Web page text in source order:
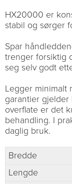
HX20000 er
stabil og sørger
Spar
trenger forsiktig
seg selv godt
Legger minimalt
garantier gjelder
overflate er det
behandling. I
daglig bruk.
Bredde
Lengde